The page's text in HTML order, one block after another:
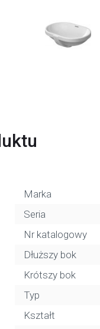
Marka
Seria
Nr katalogowy
Dłuższy bok
Krótszy bok
Typ
Kształt